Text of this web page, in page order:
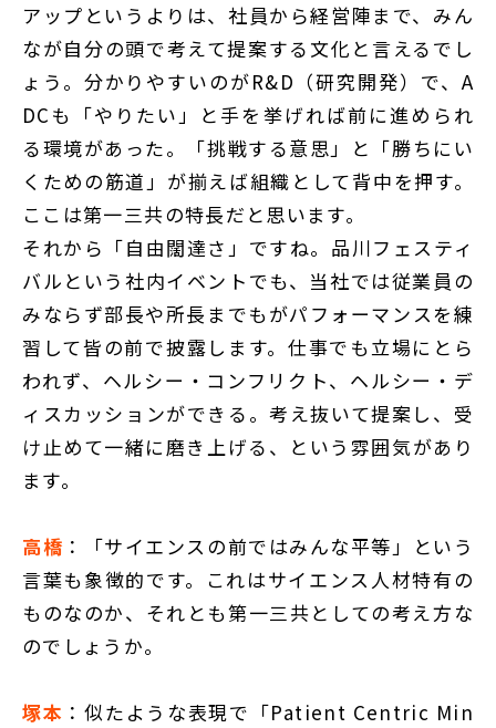
アップというよりは、社員から経営陣まで、みん
なが自分の頭で考えて提案する文化と言えるでし
ょう。分かりやすいのがR&D（研究開発）で、A
DCも「やりたい」と手を挙げれば前に進められ
る環境があった。「挑戦する意思」と「勝ちにい
くための筋道」が揃えば組織として背中を押す。
ここは第一三共の特長だと思います。
それから「自由闊達さ」ですね。品川フェスティ
バルという社内イベントでも、当社では従業員の
みならず部長や所長までもがパフォーマンスを練
習して皆の前で披露します。仕事でも立場にとら
われず、ヘルシー・コンフリクト、ヘルシー・デ
ィスカッションができる。考え抜いて提案し、受
け止めて一緒に磨き上げる、という雰囲気があり
ます。
高橋 ：「サイエンスの前ではみんな平等」という
言葉も象徴的です。これはサイエンス人材特有の
ものなのか、それとも第一三共としての考え方な
のでしょうか。
塚本 ：似たような表現で「Patient Centric Min